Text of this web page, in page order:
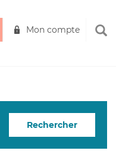
Mon compte
Rechercher